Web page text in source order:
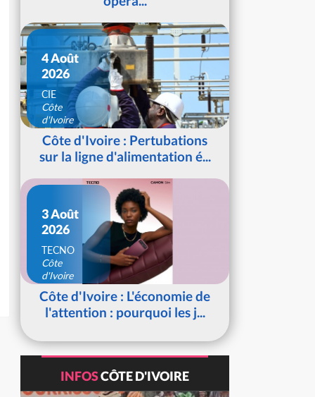
4 Août
2026
CIE
Côte
d'Ivoire
Côte d'Ivoire : Pertubations
sur la ligne d'alimentation é...
3 Août
2026
TECNO
Côte
d'Ivoire
Côte d'Ivoire : L'économie de
l'attention : pourquoi les j...
INFOSCÔTE D'IVOIRE